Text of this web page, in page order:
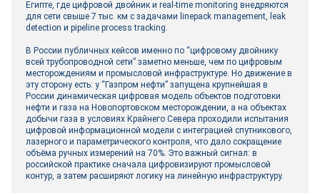
Египте, где цифровой двойник и real-time monitoring внедряются
для сети свыше 7 тыс. км с задачами linepack management, leak
detection и pipeline process tracking.
В России публичных кейсов именно по “цифровому двойнику
всей трубопроводной сети” заметно меньше, чем по цифровым
месторождениям и промысловой инфраструктуре. Но движение в
эту сторону есть: у “Газпром нефти” запущена крупнейшая в
России динамическая цифровая модель объектов подготовки
нефти и газа на Новопортовском месторождении, а на объектах
добычи газа в условиях Крайнего Севера проходили испытания
цифровой информационной модели с интеграцией спутникового,
лазерного и параметрического контроля, что дало сокращение
объёма ручных измерений на 70%. Это важный сигнал: в
российской практике сначала цифровизируют промысловой
контур, а затем расширяют логику на линейную инфраструктуру.